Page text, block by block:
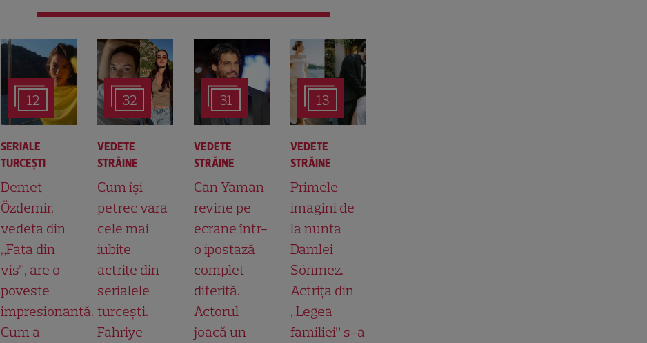
12
SERIALE
TURCEŞTI
Demet
Özdemir,
vedeta din
„Fata din
vis”, are o
poveste
impresionantă.
Cum a
32
VEDETE
STRĂINE
Cum își
petrec vara
cele mai
iubite
actrițe din
serialele
turcești.
Fahriye
31
VEDETE
STRĂINE
Can Yaman
revine pe
ecrane într-
o ipostază
complet
diferită.
Actorul
joacă un
13
VEDETE
STRĂINE
Primele
imagini de
la nunta
Damlei
Sönmez.
Actrița din
„Legea
familiei” s-a